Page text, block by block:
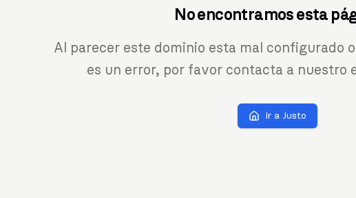
No encontramos esta
Al parecer este dominio esta mal configurado
es un error, por favor contacta a nuestro
Ir a Justo